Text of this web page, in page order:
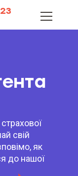
свій
як
до нашої